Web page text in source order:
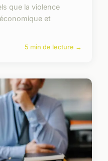
que la violence
et
5 min de lecture →